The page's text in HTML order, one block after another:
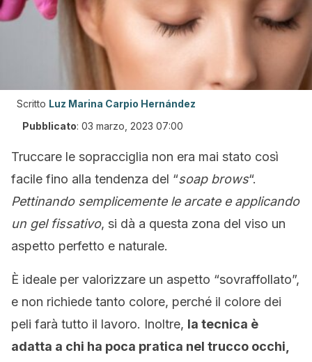
Scritto Luz Marina Carpio Hernández
Pubblicato: 03 marzo, 2023 07:00
Truccare le sopracciglia non era mai stato così
facile fino alla tendenza del “soap brows“.
Pettinando semplicemente le arcate e applicando
un gel fissativo, si dà a questa zona del viso un
aspetto perfetto e naturale.
È ideale per valorizzare un aspetto “sovraffollato”,
e non richiede tanto colore, perché il colore dei
peli farà tutto il lavoro. Inoltre, la tecnica è
adatta a chi ha poca pratica nel trucco occhi,